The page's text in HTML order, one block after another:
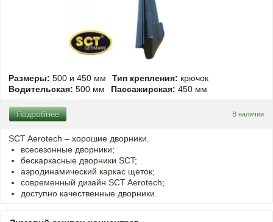
Размеры: 500 и 450 мм Тип крепления: крючок
Водительская: 500 мм Пассажирская: 450 мм
В наличии
Подробнее
SCT Aerotech – хорошие дворники.
всесезонные дворники;
бескаркасные дворники SCT;
аэродинамический каркас щеток;
современный дизайн SCT Aerotech;
доступно качественные дворники.